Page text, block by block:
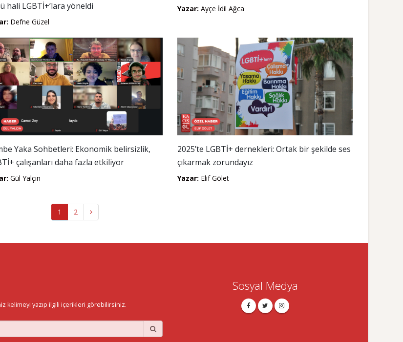
hali LGBTİ+’lara yöneldi
Defne Güzel
Yazar: Ayçe İdil Ağca
Yaka Sohbetleri: Ekonomik belirsizlik,
çalışanları daha fazla etkiliyor
Gül Yalçın
2025’te LGBTİ+ dernekleri: Ortak bir şekilde ses
çıkarmak zorundayız
Yazar: Elif Gölet
1 2
kelimeyi yazıp ilgili içerikleri görebilirsiniz.
Sosyal Medya